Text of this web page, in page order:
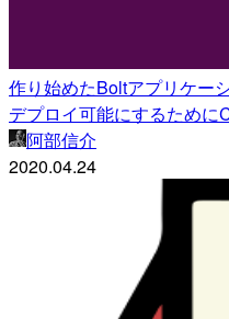
作り始めたBoltアプリケー
デプロイ可能にするために
阿部信介
2020.04.24